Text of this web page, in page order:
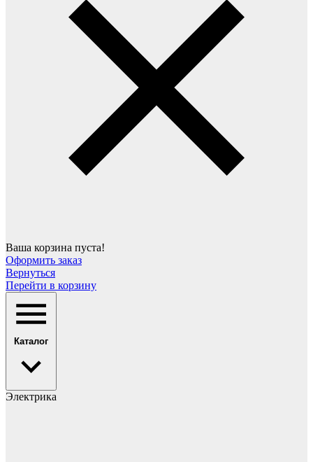
Ваша корзина пуста!
Оформить заказ
Вернуться
Перейти в корзину
Каталог
Электрика